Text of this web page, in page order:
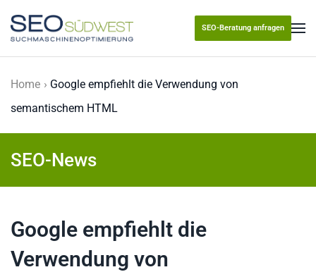
Skip to main content
SEO-Beratung anfragen
Home
Google empfiehlt die Verwendung von
semantischem HTML
SEO-News
Google empfiehlt die
Verwendung von